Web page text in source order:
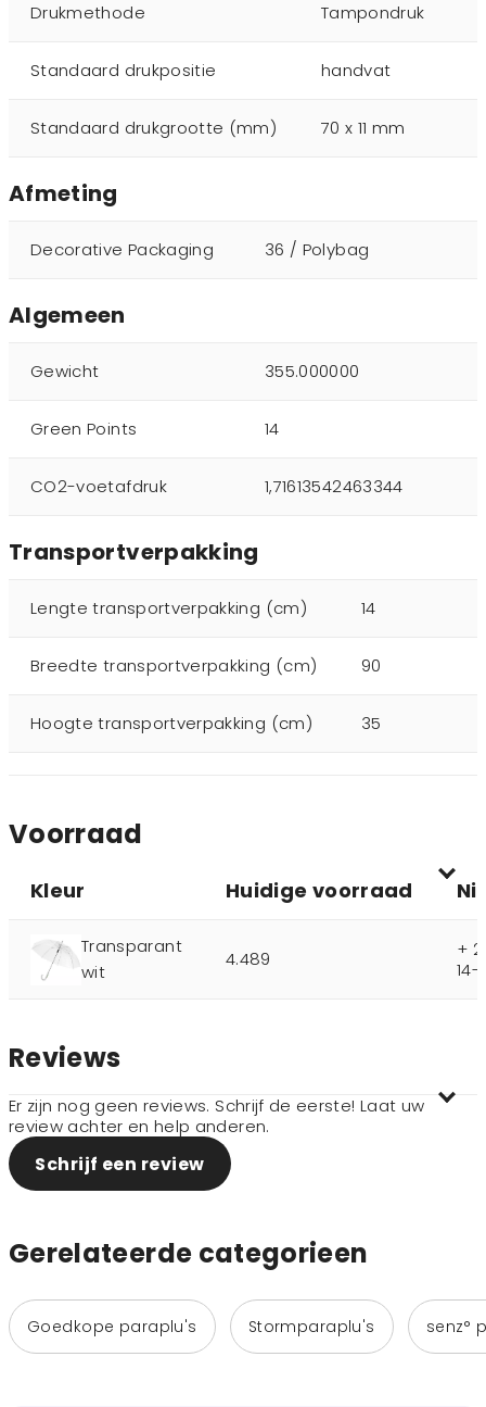
Drukmethode Tampondruk
Standaard drukpositie handvat
Standaard drukgrootte (mm) 70 x 11 mm
Afmeting
Decorative Packaging 36 / Polybag
Algemeen
Gewicht 355.000000
Green Points 14
CO2-voetafdruk 1,71613542463344
Transportverpakking
Lengte transportverpakking (cm) 14
Breedte transportverpakking (cm) 90
Hoogte transportverpakking (cm) 35
Voorraad
Kleur Huidige voorraad
Transparant
wit
4.489
+
Reviews
Er zijn nog geen reviews. Schrijf de eerste! Laat uw
review achter en help anderen.
Schrijf een review
Gerelateerde categorieen
Goedkope paraplu's Stormparaplu's senz°